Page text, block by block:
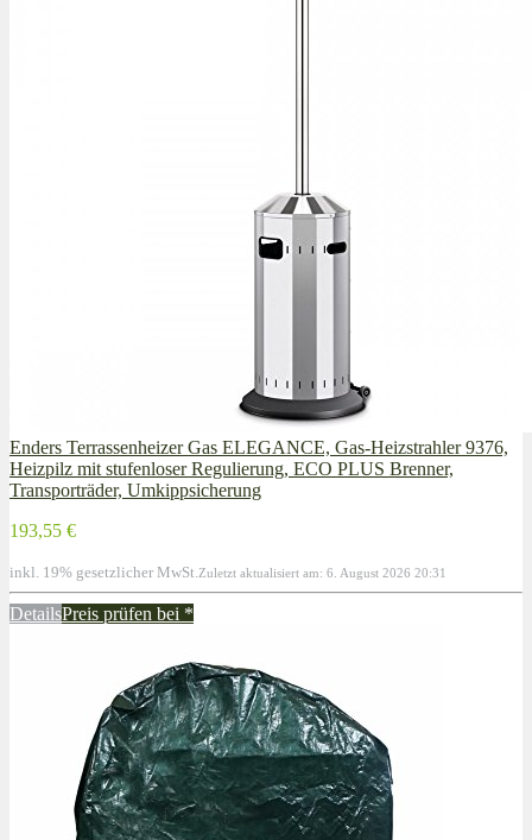
Enders Terrassenheizer Gas ELEGANCE, Gas-Heizstrahler 9376,
Heizpilz mit stufenloser Regulierung, ECO PLUS Brenner,
Transporträder, Umkippsicherung
193,55 €
inkl. 19% gesetzlicher MwSt. Zuletzt aktualisiert am: 6. August 2026 20:31
DetailsPreis prüfen bei *